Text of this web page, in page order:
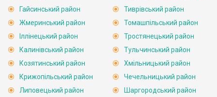
Гайсинський район
Жмеринський район
Іллінецький район
Калинівський район
Козятинський район
Крижопільський район
Липовецький район
Тиврівський район
Томашпільський район
Тростянецький район
Тульчинський район
Хмільницький район
Чечельницький район
Шаргородський район